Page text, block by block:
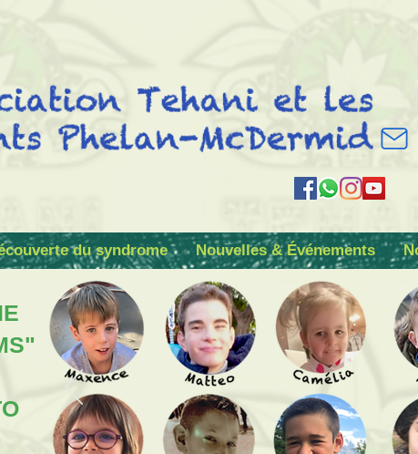
du syndrome Nouvelles & Événements